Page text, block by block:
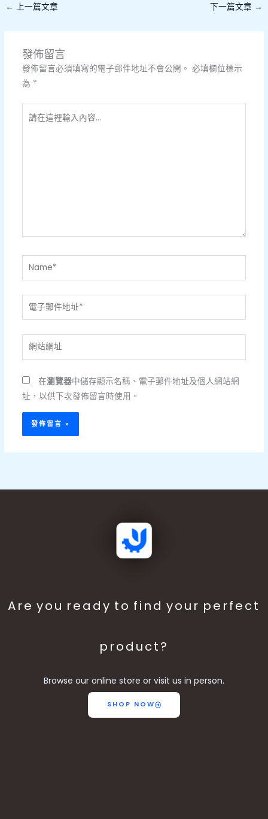
← 上一篇文章 下一篇文章 →
發佈留言
發佈留言必須填寫的電子郵件地址不會公開。 必填欄位標示
為 *
在
Name*
電
子
郵
件
地
址
*
網
址
在瀏覽器中儲存顯示名稱、電子郵件地址及個人網站網
址，以供下次發佈留言時使用。
Are you ready to find your perfect
product?
Browse our online store or visit us in person.
SHOP NOW